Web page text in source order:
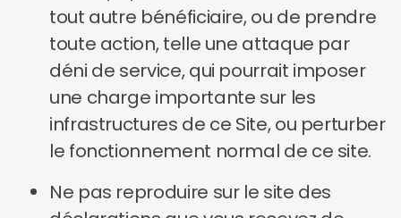
tout autre bénéficiaire, ou de prendre
toute action, telle une attaque par
déni de service, qui pourrait imposer
une charge importante sur les
infrastructures de ce Site, ou perturber
le fonctionnement normal de ce site.
Ne pas reproduire sur le site des